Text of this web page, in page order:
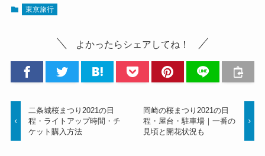
東京旅行
よかったらシェアしてね！
二条城桜まつり2021の日
程・ライトアップ時間・チ
ケット購入方法
岡崎の桜まつり2021の日
程・屋台・駐車場｜一番の
見頃と開花状況も